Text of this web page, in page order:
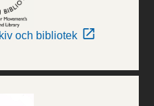
och bibliotek